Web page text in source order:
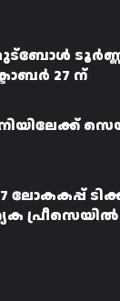
ഫുട്ബോൾ
27 ന്